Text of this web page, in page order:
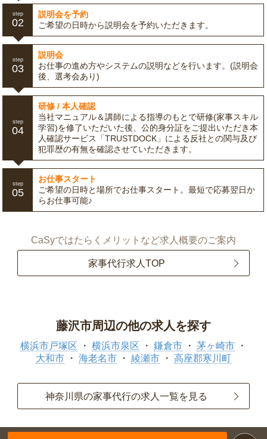
step
02
説明会を予約
ご希望の日時から説明会を予約いただきます。
step
03
説明会
お仕事の進め方やシステムの説明などを行います。(説明会
後、選考会あり)
step
04
研修 / 本人確認
当社マニュアル＆講師による指導のもとで研修(家事スキル
学習)を修了いただいた後、公的身分証をご提出いただき本
人確認サービス「TRUSTDOCK」による反社との関与及び
犯罪歴の有無を確認させていただきます。
step
05
お仕事スタート
ご希望の日時と場所でお仕事スタート。最短で応募翌日か
らお仕事可能♪
CaSyではたらくメリットなど求人概要のご案内
家事代行求人TOP
藤沢市周辺の他の求人を探す
横浜市戸塚区 横浜市泉区 鎌倉市
茅ヶ崎市
大和市
海老名市 綾瀬市 高座郡寒川町
神奈川県の家事代行の求人一覧を見る